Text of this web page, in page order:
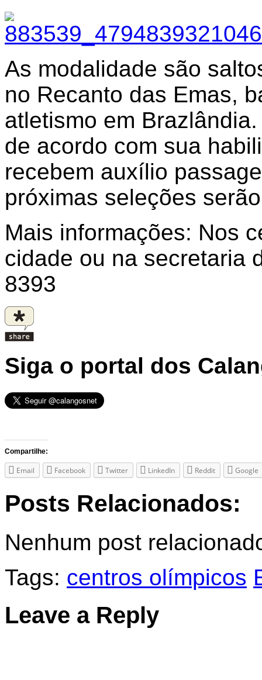
As modalidade são
no Recanto das Emas,
atletismo em
de acordo com sua
recebem auxílio
próximas seleções
Mais informações: Nos
cidade ou na secretaria
8393
Siga o portal dos
Compartilhe:
Email Facebook Twitter LinkedIn Reddit Google
Posts Relacionados:
Nenhum post
Tags: centros olímpicos
Leave a Reply